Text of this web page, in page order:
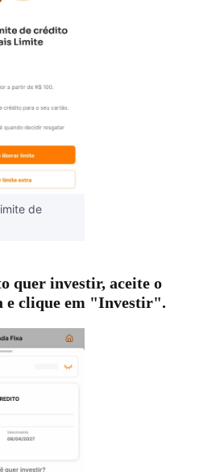
de
quer investir, aceite o
e clique em "Investir".